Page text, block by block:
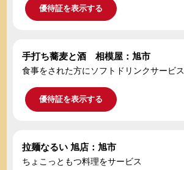
優待証を表示する
手打ち蕎麦と酒 相模屋：旭市
食事をされた方にソフトドリンクサービス
優待証を表示する
拉麺なるい 旭店：旭市
ちょこっともつ料理をサービス